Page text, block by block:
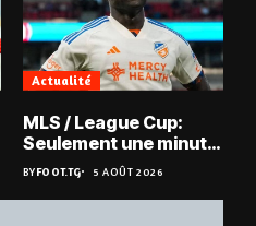
Actualité
MLS / League Cup:
Seulement une minute
de jeu pour Kévin
Denkey
BYFOOT.TG 5 AOÛT 2026